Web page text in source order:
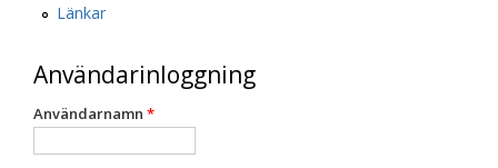
Länkar
Användarinloggning
Användarnamn *